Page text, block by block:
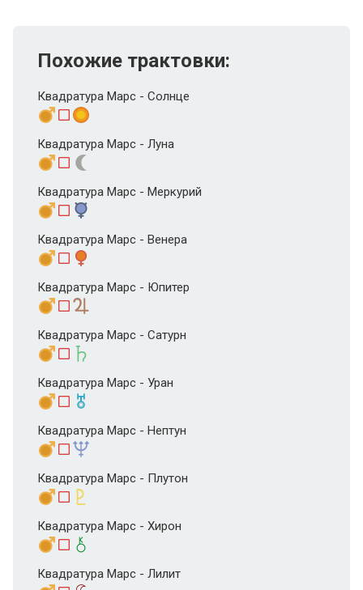
Похожие трактовки:
Квадратура Марс - Солнце
Квадратура Марс - Луна
Квадратура Марс - Меркурий
Квадратура Марс - Венера
Квадратура Марс - Юпитер
Квадратура Марс - Сатурн
Квадратура Марс - Уран
Квадратура Марс - Нептун
Квадратура Марс - Плутон
Квадратура Марс - Хирон
Квадратура Марс - Лилит